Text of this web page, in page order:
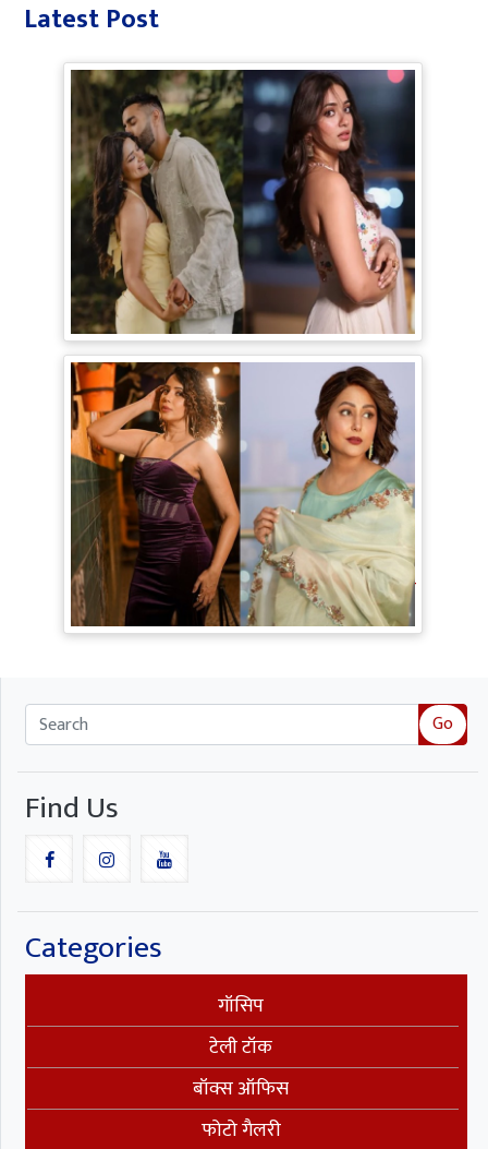
Latest Post
Jiyaa Shankar Engagement: Jiya
Shankar की हुई Engagement, मंगेतर
Karan के साथ शेयर की रोमांटिक Pictures
TV Gossip: 'तीखी मिर्ची' हैं Hina Khan,
सूपर्नखा रोल के लिए परफेक्ट; Rozalin Khan ने
छेड़ी नई बहस
Go
Find Us
Categories
गॉसिप
टेली टॉक
बॉक्स ऑफिस
फोटो गैलरी